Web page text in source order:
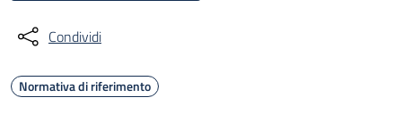
Condividi
Normativa di riferimento